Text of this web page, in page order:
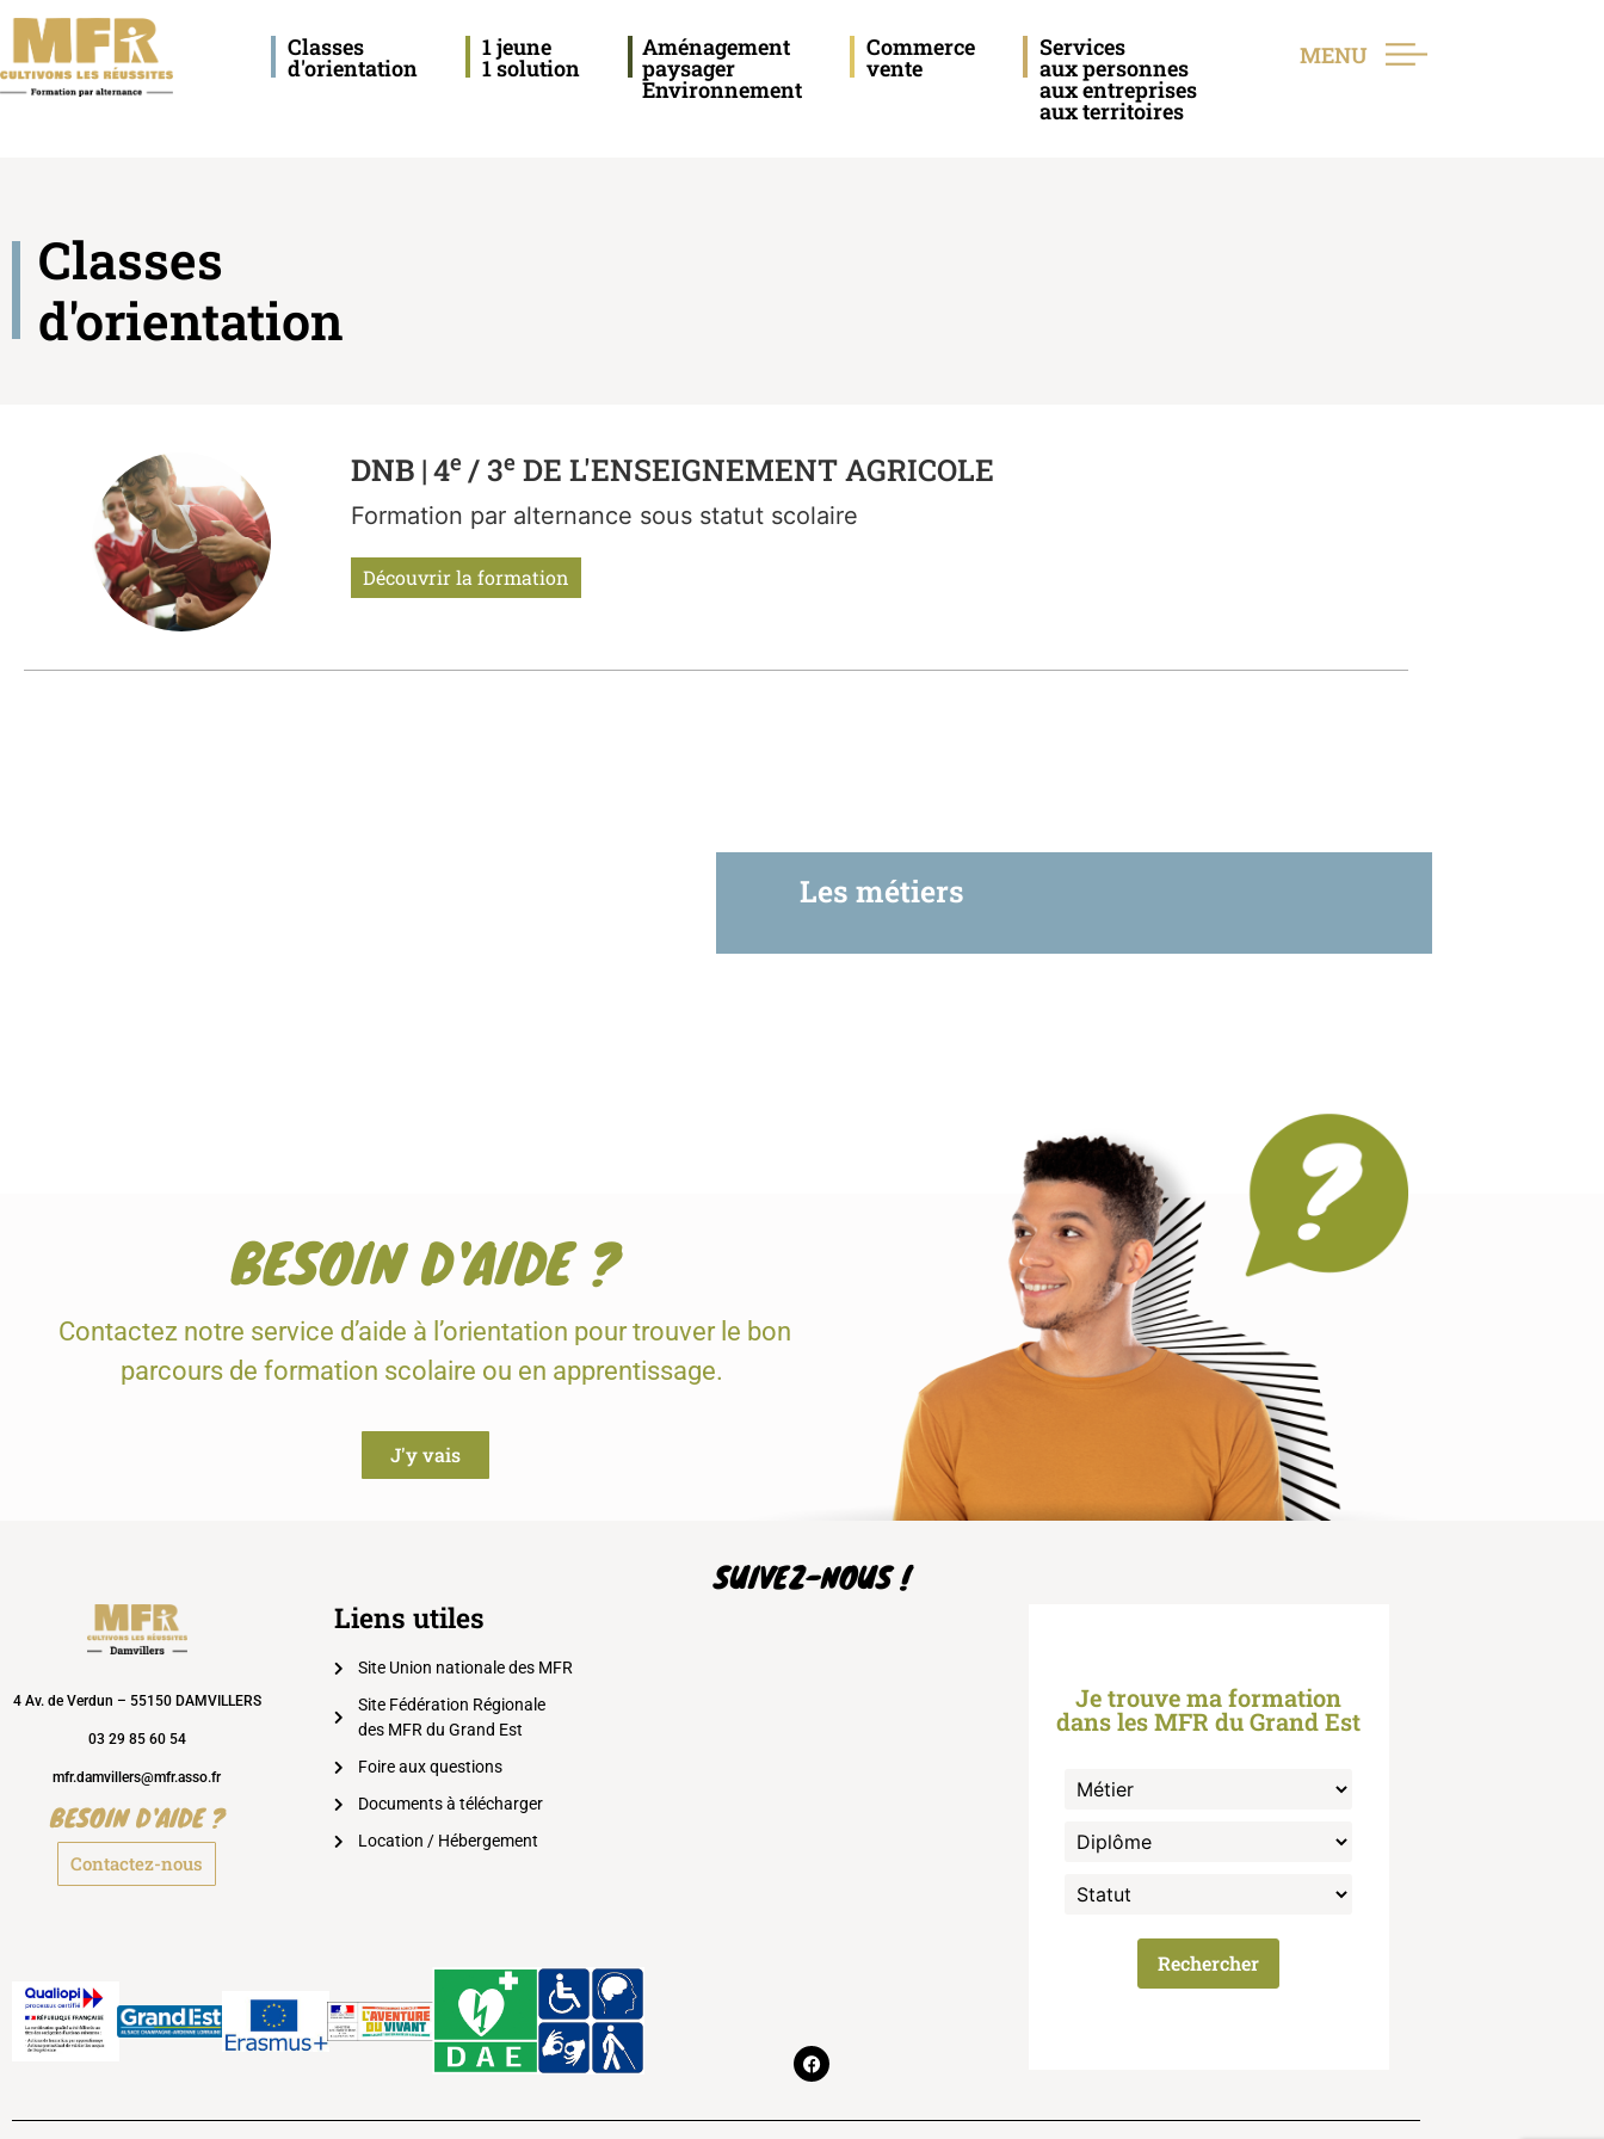
Classes
d'orientation
1 jeune
1 solution
Aménagement
paysager
Environnement
Commerce
vente
Services
aux personnes
aux entreprises
aux territoires
MENU
Classes
d'orientation
DNB |4e / 3e DE L'ENSEIGNEMENT AGRICOLE
Formation par alternance sous statut scolaire
Découvrir la formation
Les métiers
BESOIN D'AIDE ?
Contactez notre service d’aide à l’orientation pour trouver le bon
parcours de formation scolaire ou en apprentissage.
J'y vais
4 Av. de Verdun – 55150 DAMVILLERS
03 29 85 60 54
mfr.damvillers@mfr.asso.fr
BESOIN D'AIDE ?
Contactez-nous
Liens utiles
Site Union nationale des MFR
Site Fédération Régionale
des MFR du Grand Est
Foire aux questions
Documents à télécharger
Location / Hébergement
SUIVEZ-NOUS !
Je trouve ma formation
dans les MFR du Grand Est
Rechercher